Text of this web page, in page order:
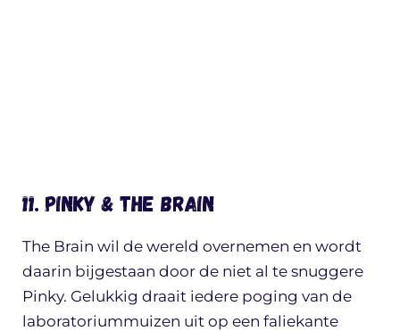
11. Pinky & The Brain
The Brain wil de wereld overnemen en wordt
daarin bijgestaan door de niet al te snuggere
Pinky. Gelukkig draait iedere poging van de
laboratoriummuizen uit op een faliekante